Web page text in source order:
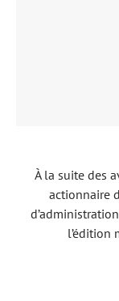
À la suite des
actionnaire
l’édition